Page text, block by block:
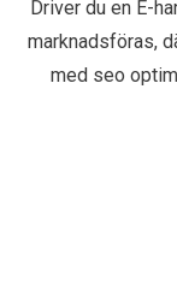
Driver du en E-
marknadsföras,
med seo